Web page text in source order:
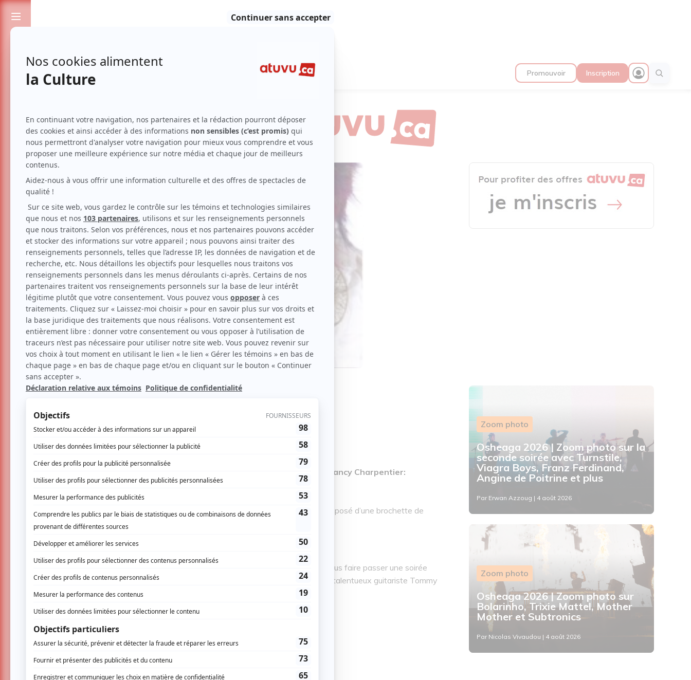
Passionnés de spectacles et de culture Promouvoir Inscription
Musique
Voir les avis -->
Aucune offre promotionnelle disponible
Soyez les premiers avisés dès qu'il y aura une offre promo pour Nancy Charpentier:
INSCRIVEZ-VOUS
Nancy Charpentier présente son tout nouveau spectacle acoustique composé d’une brochette de
chansons qui ont apporté un sens à des moments importants de sa vie.
Passant de ballades à rock, de français à l’anglais, elle nous promet de nous faire passer une soirée
remplie d’émotions. Pour ce spectacle intimiste elle est accompagnée du talentueux guitariste Tommy
Lévesque.
www.myspace.com/nancycharpentier
www.jardins-lumieres.com
Zoom photo
Osheaga 2026 | Zoom photo sur la
seconde soirée avec Turnstile,
Viagra Boys, Franz Ferdinand,
Angine de Poitrine et plus
Par Erwan Azzoug | 4 août 2026
Zoom photo
Osheaga 2026 | Zoom photo sur
Bolarinho, Trixie Mattel, Mother
Mother et Subtronics
Par Nicolas Vivaudou | 4 août 2026